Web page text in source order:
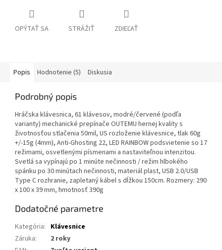
OPÝTAŤ SA STRÁŽIŤ ZDIEĽAŤ
Popis Hodnotenie (5) Diskusia
Podrobný popis
Hráčska klávesnica, 61 klávesov, modré/červené (podľa
varianty) mechanické prepínače OUTEMU hernej kvality s
životnosťou stlačenia 50mil, US rozloženie klávesnice, tlak 60g
+/-15g (4mm), Anti-Ghosting 22, LED RAINBOW podsvietenie so 17
režimami, osvetlenými písmenami a nastaviteľnou intenzitou.
Svetlá sa vypínajú po 1 minúte nečinnosti / režim hlbokého
spánku po 30 minútach nečinnosti, materiál plast, USB 2.0/USB
Type C rozhranie, zapletaný kábel s dĺžkou 150cm. Rozmery: 290
x 100 x 39 mm, hmotnosť 390g
Dodatočné parametre
Kategória: Klávesnice
Záruka:
2 roky